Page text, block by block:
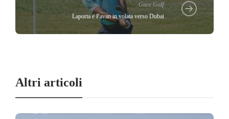
Gare Golf
Laporta e Pavan in volata verso Dubai
Altri articoli